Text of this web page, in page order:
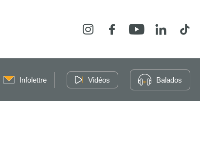
InstagramFacebookYouTubeLinkedIn
Infolettre Vidéos Balados